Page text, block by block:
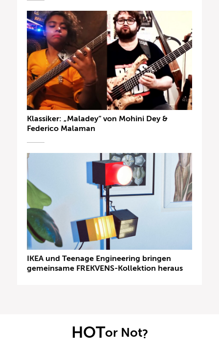
Klassiker: „Maladey“ von Mohini Dey &
Federico Malaman
IKEA und Teenage Engineering bringen
gemeinsame FREKVENS-Kollektion heraus
HOTor Not?